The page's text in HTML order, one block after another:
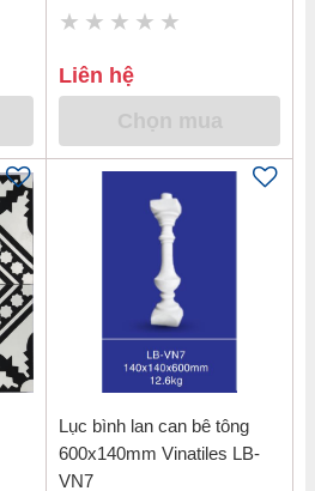
Liên hệ
Lục bình lan can bê tông
600x140mm Vinatiles LB-
VN7